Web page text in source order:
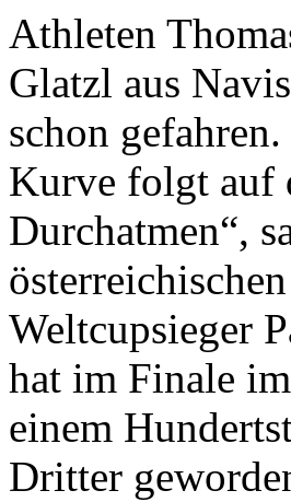
Athleten
Glatzl aus
schon
Kurve folgt auf
Durchatmen“,
Weltcupsieger
hat im Finale
einem
Dritter